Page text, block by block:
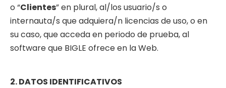
o “Clientes” en plural, al/los usuario/s o
internauta/s que adquiera/n licencias de uso, o en
su caso, que acceda en periodo de prueba, al
software que BIGLE ofrece en la Web.
2. DATOS IDENTIFICATIVOS